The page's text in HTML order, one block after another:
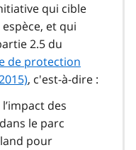
qui cible
et qui
2.5 du
de protection
, c'est-à-dire :
des
le parc
pour